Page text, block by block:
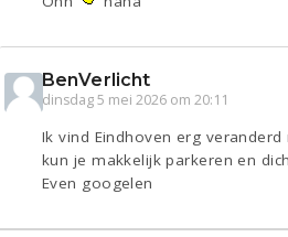
BenVerlicht
dinsdag 5 mei 2026 om 20:11
Ik vind Eindhoven erg
kun je makkelijk parkeren en
Even googelen